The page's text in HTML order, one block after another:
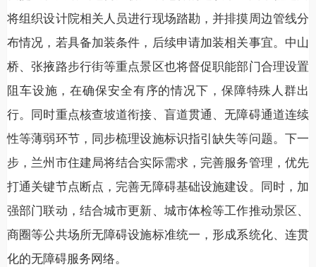
将组织设计院相关人员进行现场踏勘，并排摸周边管线分
布情况，若具备加装条件，后续申请加装相关事宜。中山
桥、张掖路步行街等重点景区也将督促职能部门合理设置
阻车设施，在确保安全有序的情况下，保障特殊人群出
行。同时重点核查坡道衔接、盲道贯通、无障碍通道连续
性等薄弱环节，同步梳理设施标识指引缺失等问题。下一
步，兰州市住建局将结合实际需求，完善服务管理，优先
打通关键节点断点，完善无障碍基础设施建设。同时，加
强部门联动，结合城市更新、城市体检等工作推动景区、
商圈等公共场所无障碍设施标准统一，形成系统化、连贯
化的无障碍服务网络。